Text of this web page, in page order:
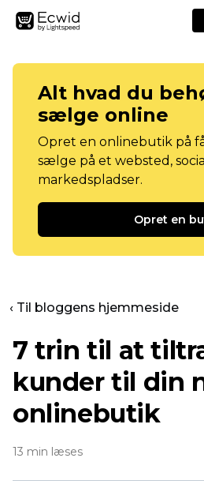
Alt hvad du
sælge online
Opret en onlinebutik på
sælge på et websted,
markedspladser.
Opret en
‹ Til bloggens hjemmeside
7 trin til at
kunder til din
onlinebutik
13 min læses